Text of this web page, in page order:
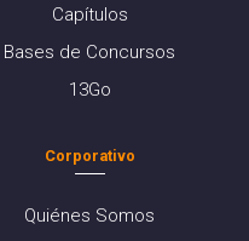
Capítulos
Bases de Concursos
13Go
Corporativo
Quiénes Somos